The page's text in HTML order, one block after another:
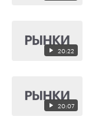
20:22
20:07